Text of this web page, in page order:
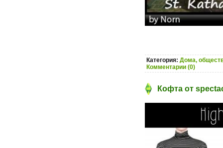
Категория: Дома,
Комментарии (0)
Кофта от